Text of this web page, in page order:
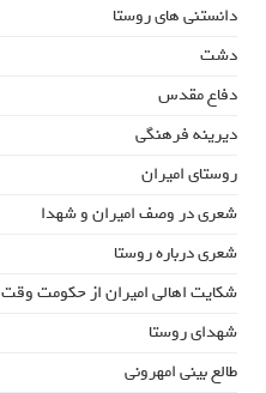
دانستنی های روستا
دشت
دفاع مقدس
دیرینه فرهنگی
روستای امیران
شعری در وصف امیران و شهدا
شعری درباره روستا
شکایت اهالی امیران از حکومت وقت
شهدای روستا
طالع بینی امهرونی